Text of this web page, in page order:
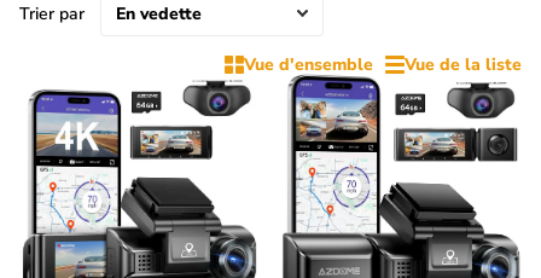
parking d'une dashcam signifie qu'elle fonctionne également
En outre, une dashcam peut également être utile en tant que
caméra arrière pour ta Jaguar. Les dashcam 2CH avec caméra
arrière disposent d'une caméra de recul que tu peux placer sur
la lunette arrière ou le pare-chocs. Si la dashcam est équipée
d'un écran LCD, elle sert également de caméra de recul. Filtre
les dashcam par '2CH' et 'Avec écran LCD' pour afficher les
Vue d'ensemble Vue de la liste
Trier par